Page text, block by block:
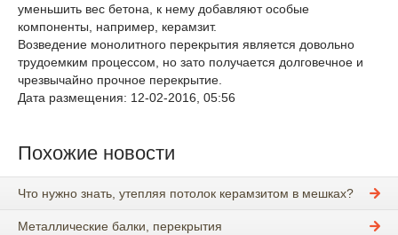
уменьшить вес бетона, к нему добавляют особые
компоненты, например, керамзит.
Возведение монолитного перекрытия является довольно
трудоемким процессом, но зато получается долговечное и
чрезвычайно прочное перекрытие.
Дата размещения: 12-02-2016, 05:56
Похожие новости
Что нужно знать, утепляя потолок керамзитом в мешках?
Металлические балки, перекрытия